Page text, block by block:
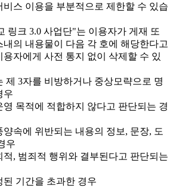
스 이용을 부분적으로 제한할 수 있습
링크 3.0 사업단"는 이용자가 게재 또
내의 내용물이 다음 각 호에 해당한다고
자에게 사전 통지 없이 삭제할 수 있
제 3자를 비방하거나 중상모략으로 명
우
영 목적에 적합하지 않다고 판단되는 경
양속에 위반되는 내용의 정보, 문장, 도
우
적, 범죄적 행위와 결부된다고 판단되는
된 기간을 초과한 경우